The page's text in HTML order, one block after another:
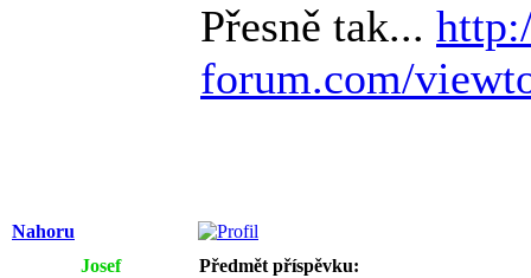
Přesně tak...
forum.com/
Nahoru
Josef
Předmět příspěvku: